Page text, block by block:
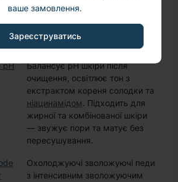
ваше замовлення.
Зареєструватись
звужує пори. Для чутливої,
заспокійливою дією.
pH
Балансує pH шкіри після
очищення, освітлює тон з
екстрактом кореня солодки та
ніацинамідом. Підходить для
жирної та комбінованої шкіри
— звужує пори та матує без
пересушування.
Охолоджуючі зволожуючі педи
з інтенсивним зволожуючим